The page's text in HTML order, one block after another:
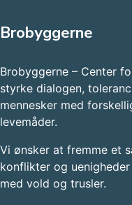
Brobyggerne
Brobyggerne – Center
styrke dialogen,
mennesker med
levemåder.
Vi ønsker at fremme et
konflikter og
med vold og trusler.​